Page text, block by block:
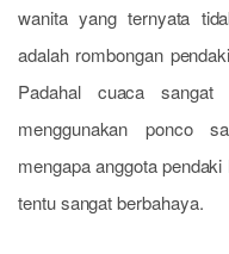
wanita yang ternyata
adalah rombongan
Padahal cuaca
menggunakan ponco
mengapa anggota
tentu sangat berbahaya.